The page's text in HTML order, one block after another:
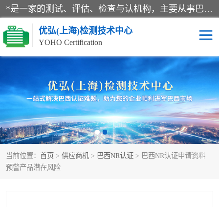
*是一家的测试、评估、检查与认机构，主要从事巴西NR10认证、NR12认证、NR13认证；ANATEL认证、INMTRO认证，欧盟CE认证：MD认证，PED认证，MID认证，ATEX认证，德国蓝色天使认证。
优弘(上海)检测技术中心
YOHO Certification
当前位置： 首页 > 供应商机 > 巴西NR认证 > 巴西NR认证申请资料
预警产品潜在风险
RECYCLASS认证 NR10认证
NR12认证 NR13认证
ART认证 巴西NR认证
巴西认证 RETIE认证